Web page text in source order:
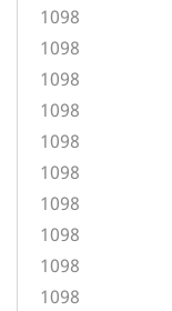
1098
1098
1098
1098
1098
1098
1098
1098
1098
1098